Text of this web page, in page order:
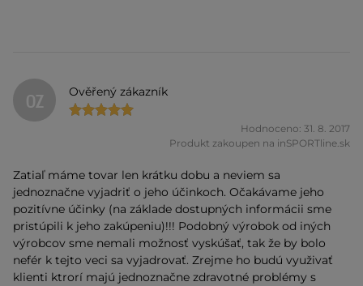
OZ Ověřený zákazník
Hodnoceno: 31. 8. 2017
Produkt zakoupen na inSPORTline.sk
Zatiaľ máme tovar len krátku dobu a neviem sa
jednoznačne vyjadriť o jeho účinkoch. Očakávame jeho
pozitívne účinky (na základe dostupných informácii sme
pristúpili k jeho zakúpeniu)!!! Podobný výrobok od iných
výrobcov sme nemali možnosť vyskúšať, tak že by bolo
nefér k tejto veci sa vyjadrovať. Zrejme ho budú využivať
klienti ktrorí majú jednoznačne zdravotné problémy s